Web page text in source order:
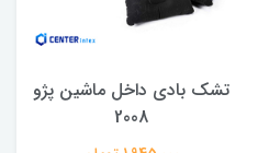
تشک بادی داخل ماشین پژو
2008